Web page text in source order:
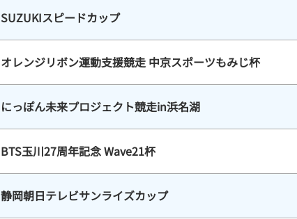
SUZUKIスピードカップ
オレンジリボン運動支援競走 中京スポーツもみじ杯
にっぽん未来プロジェクト競走in浜名湖
BTS玉川27周年記念 Wave21杯
静岡朝日テレビサンライズカップ